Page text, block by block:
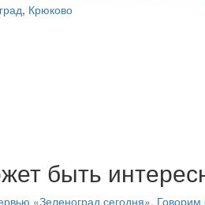
, Крюково
быть
«Зеленоград сегодня».